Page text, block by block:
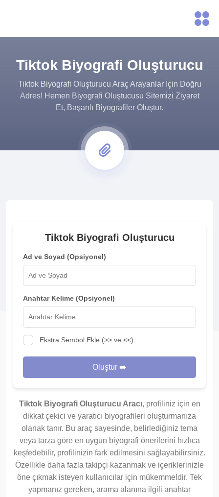
Tiktok Biyografi Oluşturucu
Tiktok Biyografi Oluşturucu Araç Arayanlar İçin Doğru
Adres! Hemen Biyografi Oluştucusu Sitemizi Ziyaret
Et, Başarılı Biyografiler Oluştur.
Tiktok Biyografi Oluşturucu
Ad ve Soyad (Opsiyonel)
Anahtar Kelime (Opsiyonel)
Ekstra Sembol Ekle (>> ve <<)
Oluştur ➡️
Tiktok Biyografi Oluşturucu Aracı, profiliniz için en
dikkat çekici ve yaratıcı biyografileri oluşturmanıza
olanak tanır. Bu araç sayesinde, belirlediğiniz tema
veya tarza göre en uygun biyografi önerilerini hızlıca
keşfedebilir, profilinizin fark edilmesini sağlayabilirsiniz.
Özellikle daha fazla takipçi kazanmak ve içeriklerinizle
öne çıkmak isteyen kullanıcılar için mükemmeldir. Tek
yapmanız gereken, arama alanına ilgili anahtar